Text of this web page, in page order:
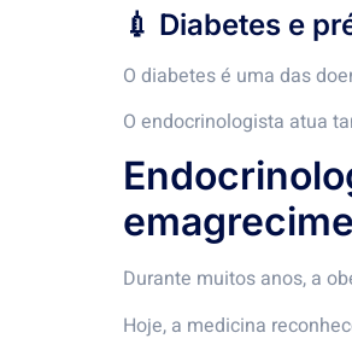
💉 Diabetes e
O diabetes é uma das
O endocrinologista atua
Durante muitos anos, a
Hoje, a medicina